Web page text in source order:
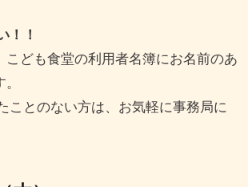
！！
こども食堂の利用者名簿にお名前のあ
ことのない方は、お気軽に事務局に